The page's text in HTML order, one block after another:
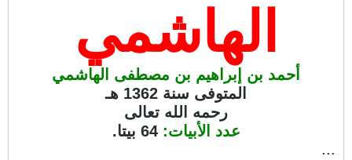
الهاشمي
أحمد بن إبراهيم بن مصطفى الهاشمي
المتوفى سنة 1362 هـ
رحمه الله تعالى
عدد الأبيات: 64 بيتا.
...